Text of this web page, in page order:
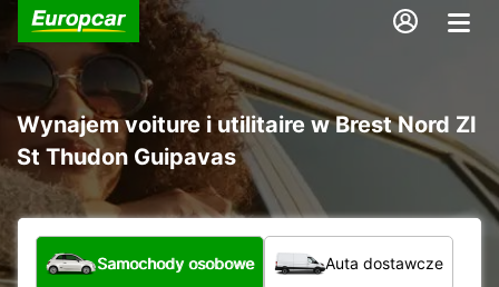
Wynajem voiture i utilitaire w Brest Nord ZI
St Thudon Guipavas
Jaki typ pojazdu?
Samochody osobowe Auta dostawcze